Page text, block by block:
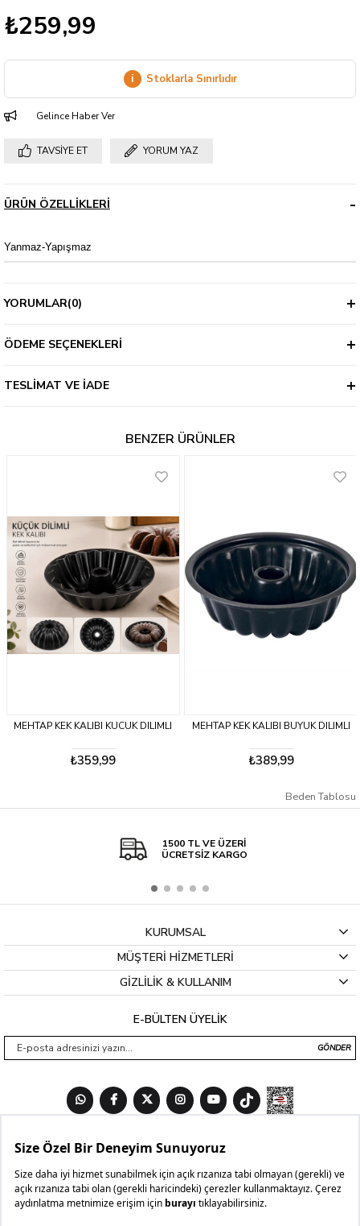
₺259,99
i Stoklarla Sınırlıdır
Gelince Haber Ver
TAVSIYE ET YORUM YAZ
ÜRÜN ÖZELLIKLERI
Yanmaz-Yapışmaz
YORUMLAR(0)
ÖDEME SEÇENEKLERI
TESLIMAT VE İADE
BENZER ÜRÜNLER
MEHTAP KEK KALIBI KUCUK DILIMLI
₺359,99
MEHTAP KEK KALIBI BUYUK DILIMLI
₺389,99
Beden Tablosu
1500 TL VE ÜZERİ
ÜCRETSİZ KARGO
KURUMSAL
MÜŞTERİ HİZMETLERİ
GİZLİLİK & KULLANIM
E-BÜLTEN ÜYELİK
GÖNDER